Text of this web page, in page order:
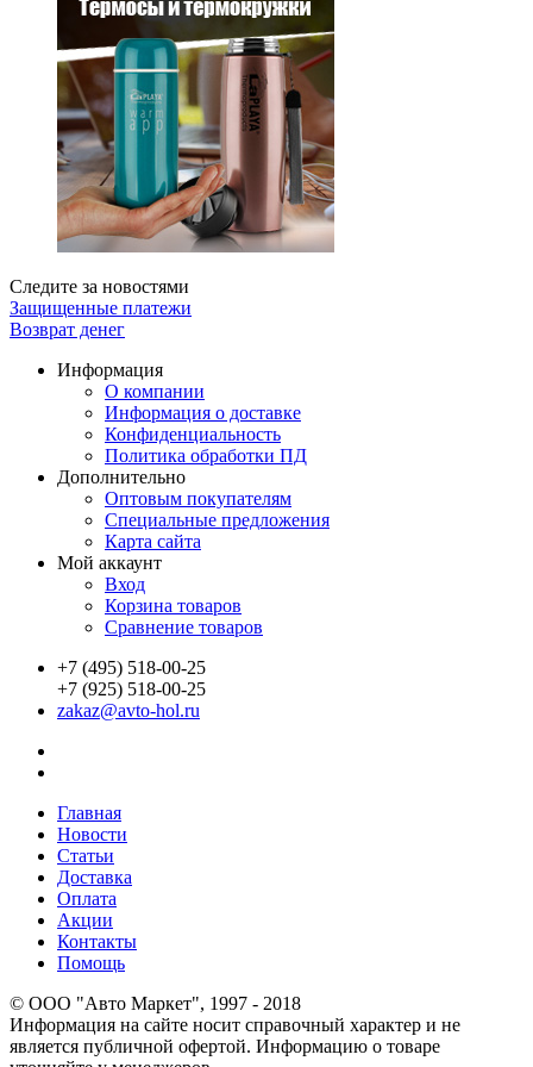
Следите за новостями
Защищенные платежи
Возврат денег
Информация
О компании
Информация о доставке
Конфиденциальность
Политика обработки ПД
Дополнительно
Оптовым покупателям
Специальные предложения
Карта сайта
Мой аккаунт
Вход
Корзина товаров
Сравнение товаров
+7 (495) 518-00-25
+7 (925) 518-00-25
zakaz@avto-hol.ru
Главная
Новости
Статьи
Доставка
Оплата
Акции
Контакты
Помощь
© OOO "Авто Маркет", 1997 - 2018
Информация на сайте носит справочный характер и не
является публичной офертой. Информацию о товаре